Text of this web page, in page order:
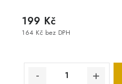
164 Kč bez DPH
199 Kč